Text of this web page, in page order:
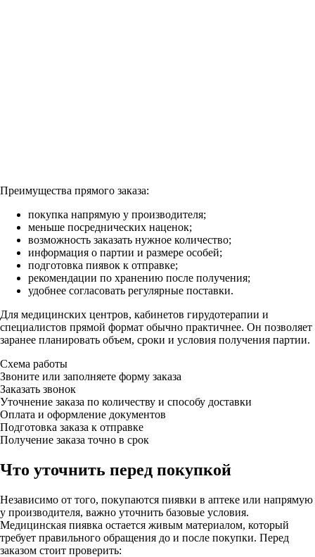
Преимущества прямого заказа:
покупка напрямую у производителя;
меньше посреднических наценок;
возможность заказать нужное количество;
информация о партии и размере особей;
подготовка пиявок к отправке;
рекомендации по хранению после получения;
удобнее согласовать регулярные поставки.
Для медицинских центров, кабинетов гирудотерапии и
специалистов прямой формат обычно практичнее. Он позволяет
заранее планировать объем, сроки и условия получения партии.
Схема работы
Звоните или заполняете форму заказа
Заказать звонок
Уточнение заказа по количеству и способу доставки
Оплата и оформление документов
Подготовка заказа к отправке
Получение заказа точно в срок
Что уточнить перед покупкой
Независимо от того, покупаются пиявки в аптеке или напрямую
у производителя, важно уточнить базовые условия.
Медицинская пиявка остается живым материалом, который
требует правильного обращения до и после покупки. Перед
заказом стоит проверить: